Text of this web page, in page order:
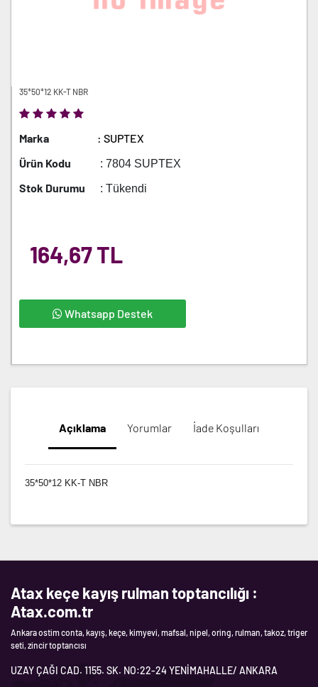
35*50*12 KK-T NBR
Marka
: SUPTEX
Ürün Kodu
: 7804 SUPTEX
Stok Durumu : Tükendi
164,67 TL
Whatsapp Destek
Açıklama Yorumlar İade Koşulları
35*50*12 KK-T NBR
Atax keçe kayış rulman toptancılığı :
Atax.com.tr
Ankara ostim conta, kayış, keçe, kimyevi, mafsal, nipel, oring, rulman, takoz, triger
seti, zincir toptancısı
UZAY ÇAĞI CAD. 1155. SK. NO:22-24 YENİMAHALLE/ ANKARA